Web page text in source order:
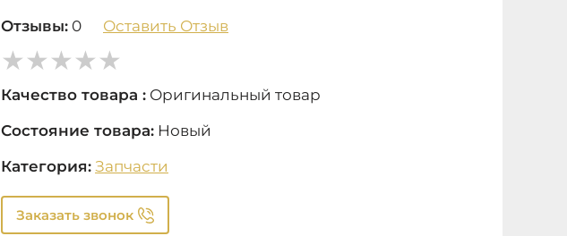
Отзывы: 0 Оставить Отзыв
Качество товара : Оригинальный товар
Состояние товара: Новый
Категория: Запчасти
Заказать звонок